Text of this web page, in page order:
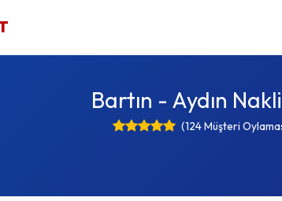
Bartın - Aydın
(124 Müşteri